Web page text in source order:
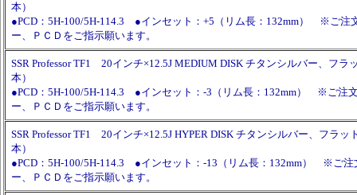
本）
●PCD：5H-100/5H-114.3 ●インセット：+5（リム長：132mm） ※ご注
ー、ＰＣＤをご指示願います。
SSR Professor TF1 20インチ×12.5J MEDIUM DISK チタンシルバー、フラ
本）
●PCD：5H-100/5H-114.3 ●インセット：-3（リム長：132mm） ※ご注
ー、ＰＣＤをご指示願います。
SSR Professor TF1 20インチ×12.5J HYPER DISK チタンシルバー、フラッ
本）
●PCD：5H-100/5H-114.3 ●インセット：-13（リム長：132mm） ※ご注
ー、ＰＣＤをご指示願います。